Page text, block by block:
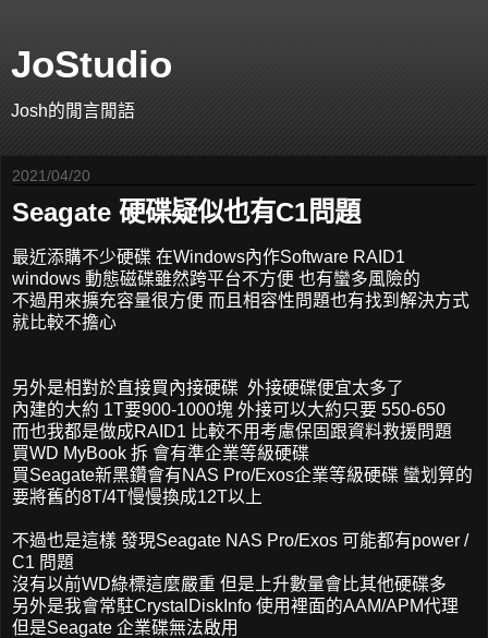
JoStudio
Josh的閒言閒語
2021/04/20
Seagate 硬碟疑似也有C1問題
最近添購不少硬碟 在Windows內作Software RAID1
windows 動態磁碟雖然跨平台不方便 也有蠻多風險的
不過用來擴充容量很方便 而且相容性問題也有找到解決方式
就比較不擔心
另外是相對於直接買內接硬碟 外接硬碟便宜太多了
內建的大約 1T要900-1000塊 外接可以大約只要 550-650
而也我都是做成RAID1 比較不用考慮保固跟資料救援問題
買WD MyBook 拆 會有準企業等級硬碟
買Seagate新黑鑽會有NAS Pro/Exos企業等級硬碟 蠻划算的
要將舊的8T/4T慢慢換成12T以上
不過也是這樣 發現Seagate NAS Pro/Exos 可能都有power /
C1 問題
沒有以前WD綠標這麼嚴重 但是上升數量會比其他硬碟多
另外是我會常駐CrystalDiskInfo 使用裡面的AAM/APM代理
但是Seagate 企業碟無法啟用